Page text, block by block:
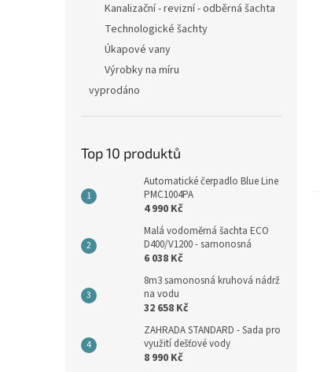
Kanalizační - revizní - odběrná šachta
Technologické šachty
Úkapové vany
Výrobky na míru
vyprodáno
Top 10 produktů
Automatické čerpadlo Blue Line
PMC1004PA
4 990 Kč
Malá vodoměrná šachta ECO
D400/V1200 - samonosná
6 038 Kč
8m3 samonosná kruhová nádrž
na vodu
32 658 Kč
ZAHRADA STANDARD - Sada pro
využití dešťové vody
8 990 Kč